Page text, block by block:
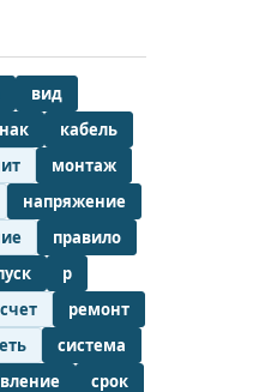
вид
кабель
монтаж
напряжение
правило
р
ремонт
система
срок